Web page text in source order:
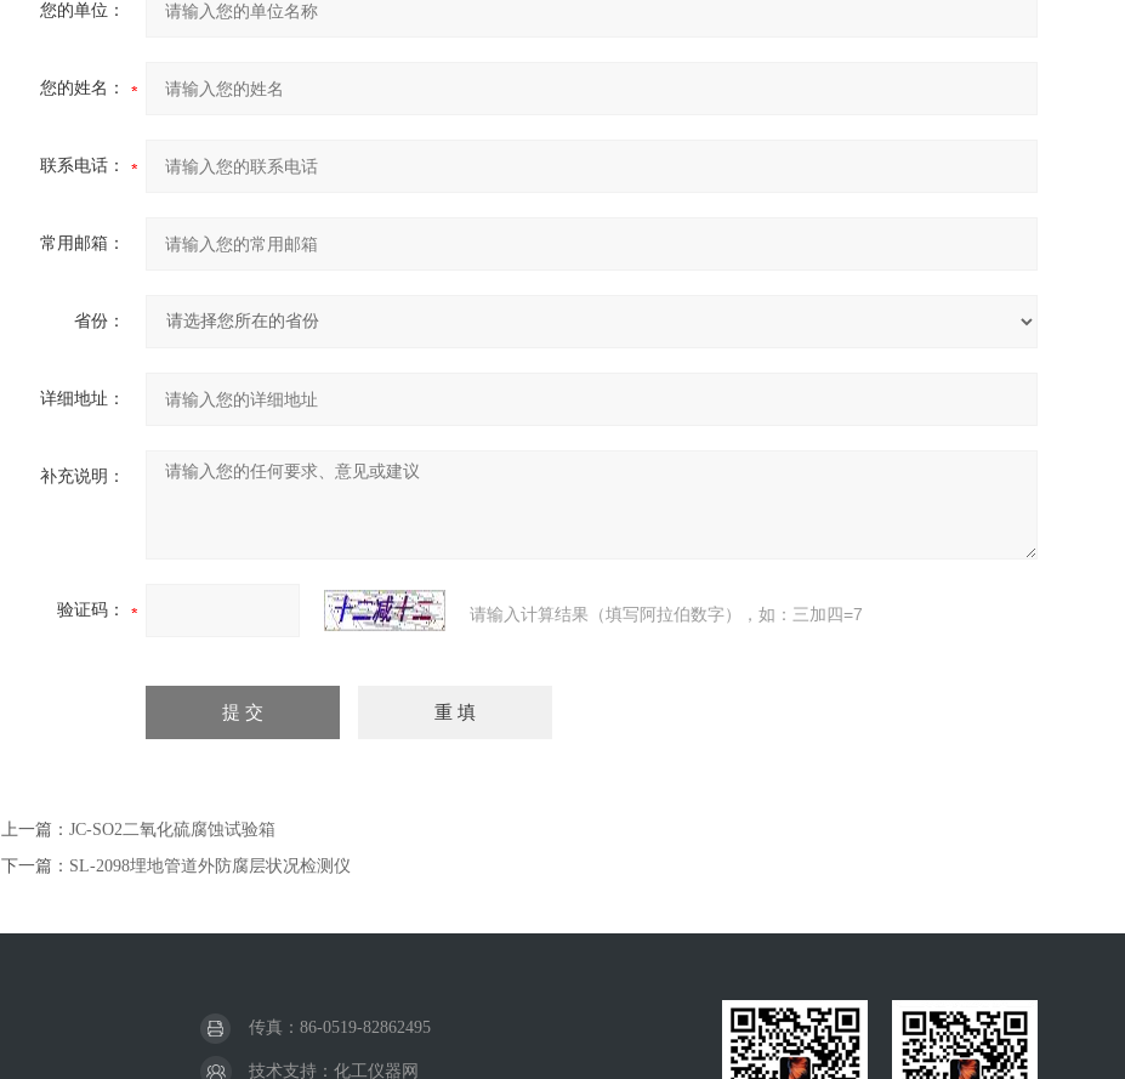
您的单位：
您的姓名：
联系电话：
常用邮箱：
省份：
详细地址：
补充说明：
验证码： 请输入计算结果（填写阿拉伯数字），如：三加四=7
上一篇： JC-SO2二氧化硫腐蚀试验箱
下一篇： SL-2098埋地管道外防腐层状况检测仪
传真：86-0519-82862495
技术支持： 化工仪器网